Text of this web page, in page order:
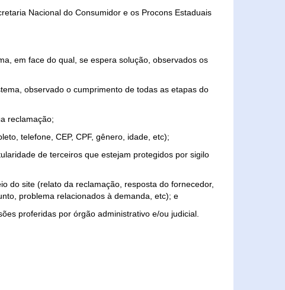
Nacional do Consumidor e os Procons Estaduais
em face do qual, se espera solução, observados os
observado o cumprimento de todas as etapas do
reclamação;
telefone, CEP, CPF, gênero, idade, etc);
de terceiros que estejam protegidos por sigilo
do site (relato da reclamação, resposta do fornecedor,
problema relacionados à demanda, etc); e
proferidas por órgão administrativo e/ou judicial.